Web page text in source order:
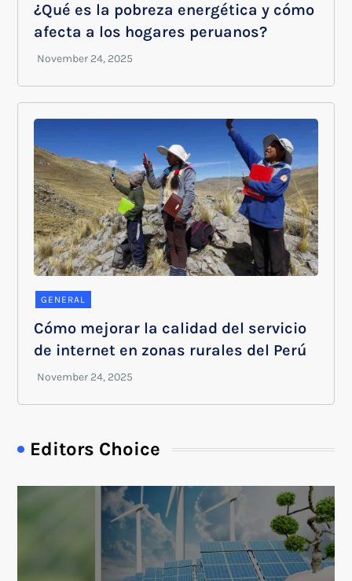
¿Qué es la pobreza energética y cómo
afecta a los hogares peruanos?
GENERAL
Cómo mejorar la calidad del servicio
de internet en zonas rurales del Perú
Editors Choice